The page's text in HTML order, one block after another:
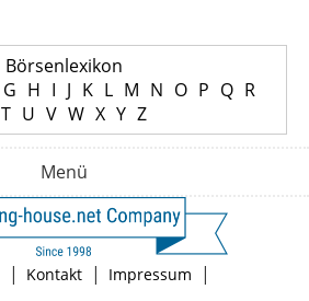
Börsenlexikon
G H I J K L M N O P Q R
T U V W X Y Z
Menü
| Kontakt | Impressum |